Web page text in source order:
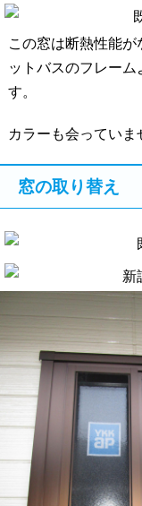
既存窓
この窓は断熱性能
ットバスのフレー
す。
カラーも会っていま
窓の取り替え
既存窓
新設窓